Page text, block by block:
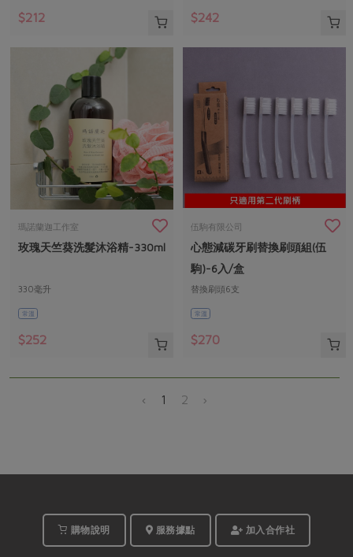
$212 $242
瑪諾蘭迦工作室
玫瑰天竺葵洗髮沐浴精-330ml
330毫升
常溫
$252
伍駒有限公司
心態減碳牙刷替換刷頭組(伍
駒)-6入/盒
替換刷頭6支
常溫
$270
‹ 1 2 ›
購物說明 服務據點 加入合作社